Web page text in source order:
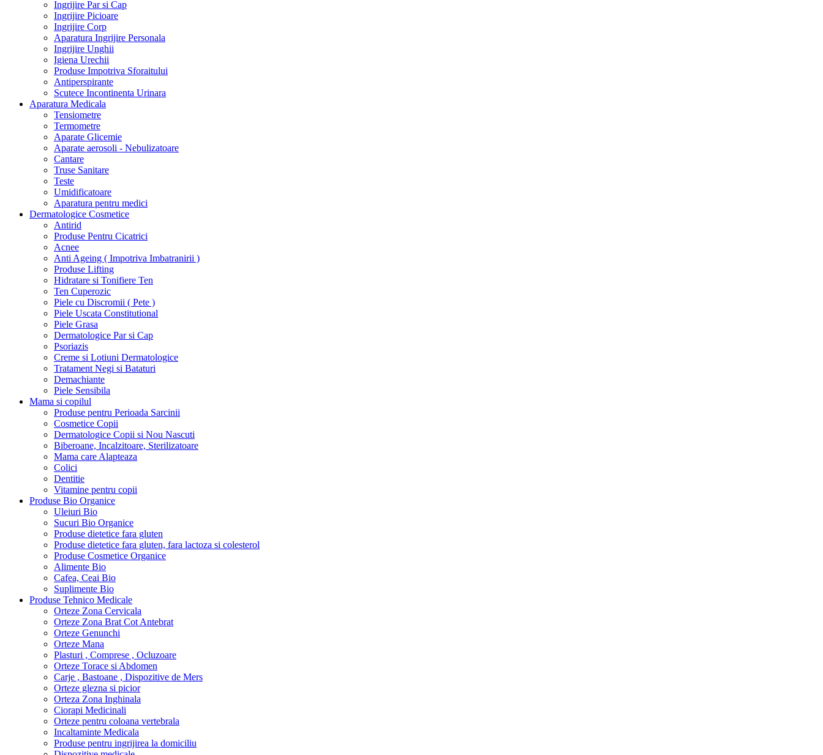
Ingrijire Par si Cap
Ingrijire Picioare
Ingrijire Corp
Aparatura Ingrijire Personala
Ingrijire Unghii
Igiena Urechii
Produse Impotriva Sforaitului
Antiperspirante
Scutece Incontinenta Urinara
Aparatura Medicala
Tensiometre
Termometre
Aparate Glicemie
Aparate aerosoli - Nebulizatoare
Cantare
Truse Sanitare
Teste
Umidificatoare
Aparatura pentru medici
Dermatologice Cosmetice
Antirid
Produse Pentru Cicatrici
Acnee
Anti Ageing ( Impotriva Imbatranirii )
Produse Lifting
Hidratare si Tonifiere Ten
Ten Cuperozic
Piele cu Discromii ( Pete )
Piele Uscata Constitutional
Piele Grasa
Dermatologice Par si Cap
Psoriazis
Creme si Lotiuni Dermatologice
Tratament Negi si Bataturi
Demachiante
Piele Sensibila
Mama si copilul
Produse pentru Perioada Sarcinii
Cosmetice Copii
Dermatologice Copii si Nou Nascuti
Biberoane, Incalzitoare, Sterilizatoare
Mama care Alapteaza
Colici
Dentitie
Vitamine pentru copii
Produse Bio Organice
Uleiuri Bio
Sucuri Bio Organice
Produse dietetice fara gluten
Produse dietetice fara gluten, fara lactoza si colesterol
Produse Cosmetice Organice
Alimente Bio
Cafea, Ceai Bio
Suplimente Bio
Produse Tehnico Medicale
Orteze Zona Cervicala
Orteze Zona Brat Cot Antebrat
Orteze Genunchi
Orteze Mana
Plasturi , Comprese , Ocluzoare
Orteze Torace si Abdomen
Carje , Bastoane , Dispozitive de Mers
Orteze glezna si picior
Orteza Zona Inghinala
Ciorapi Medicinali
Orteze pentru coloana vertebrala
Incaltaminte Medicala
Produse pentru ingrijirea la domiciliu